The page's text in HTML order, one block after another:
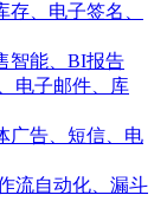
、电子签名、
智能、BI报告
电子邮件、库
广告、短信、电
流自动化、漏斗